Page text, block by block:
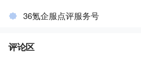
36氪企服点评服务号
评论区